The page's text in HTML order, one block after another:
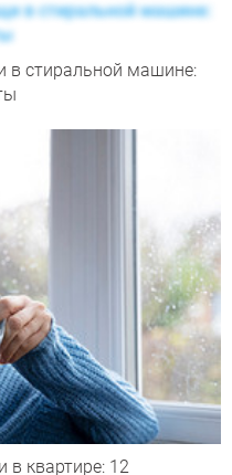
в стиральной машине:
в квартире: 12